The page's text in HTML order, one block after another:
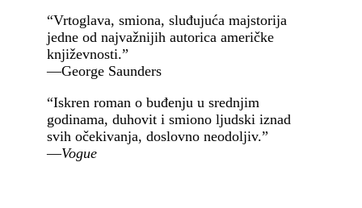
“Vrtoglava, smiona, sluđujuća majstorija
jedne od najvažnijih autorica američke
književnosti.”
—George Saunders
“Iskren roman o buđenju u srednjim
godinama, duhovit i smiono ljudski iznad
svih očekivanja, doslovno neodoljiv.”
—Vogue